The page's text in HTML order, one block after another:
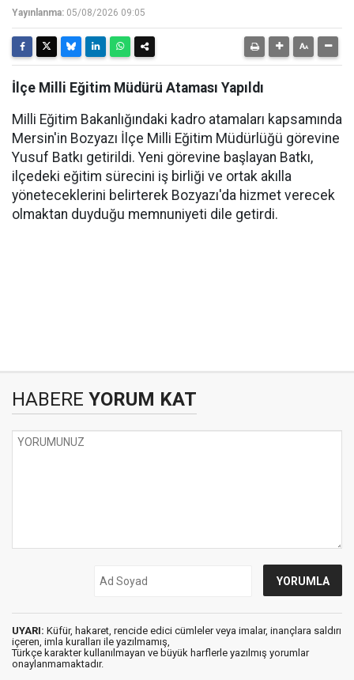
Yayınlanma: 05/08/2026 09:05
İlçe Milli Eğitim Müdürü Ataması Yapıldı
Milli Eğitim Bakanlığındaki kadro atamaları kapsamında
Mersin'in Bozyazı İlçe Milli Eğitim Müdürlüğü görevine
Yusuf Batkı getirildi. Yeni görevine başlayan Batkı,
ilçedeki eğitim sürecini iş birliği ve ortak akılla
yöneteceklerini belirterek Bozyazı'da hizmet verecek
olmaktan duyduğu memnuniyeti dile getirdi.
HABERE YORUM KAT
UYARI: Küfür, hakaret, rencide edici cümleler veya imalar, inançlara saldırı
içeren, imla kuralları ile yazılmamış,
Türkçe karakter kullanılmayan ve büyük harflerle yazılmış yorumlar
onaylanmamaktadır.